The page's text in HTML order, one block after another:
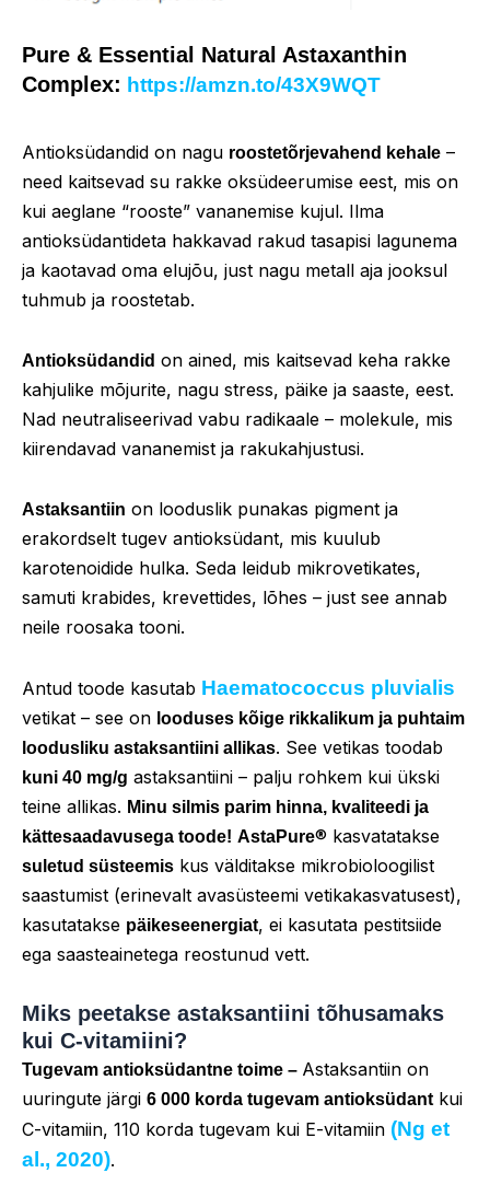
Pure & Essential Natural Astaxanthin
Complex: https://amzn.to/43X9WQT
Antioksüdandid on nagu roostetõrjevahend kehale –
need kaitsevad su rakke oksüdeerumise eest, mis on
kui aeglane “rooste” vananemise kujul. Ilma
antioksüdantideta hakkavad rakud tasapisi lagunema
ja kaotavad oma elujõu, just nagu metall aja jooksul
tuhmub ja roostetab.
Antioksüdandid on ained, mis kaitsevad keha rakke
kahjulike mõjurite, nagu stress, päike ja saaste, eest.
Nad neutraliseerivad vabu radikaale – molekule, mis
kiirendavad vananemist ja rakukahjustusi.
Astaksantiin on looduslik punakas pigment ja
erakordselt tugev antioksüdant, mis kuulub
karotenoidide hulka. Seda leidub mikrovetikates,
samuti krabides, krevettides, lõhes – just see annab
neile roosaka tooni.
Antud toode kasutab Haematococcus pluvialis
vetikat – see on looduses kõige rikkalikum ja puhtaim
loodusliku astaksantiini allikas. See vetikas toodab
kuni 40 mg/g astaksantiini – palju rohkem kui ükski
teine allikas. Minu silmis parim hinna, kvaliteedi ja
kättesaadavusega toode! AstaPure® kasvatatakse
suletud süsteemis kus välditakse mikrobioloogilist
saastumist (erinevalt avasüsteemi vetikakasvatusest),
kasutatakse päikeseenergiat, ei kasutata pestitsiide
ega saasteainetega reostunud vett.
Miks peetakse astaksantiini tõhusamaks
kui C-vitamiini?
Tugevam antioksüdantne toime – Astaksantiin on
uuringute järgi 6 000 korda tugevam antioksüdantkui
C-vitamiin, 110 korda tugevam kui E-vitamiin (Ng et
al., 2020).